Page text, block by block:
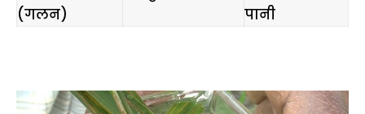
(गलन)
पानी